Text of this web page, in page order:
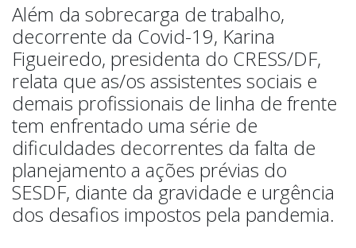
Além da sobrecarga de trabalho,
decorrente da Covid-19, Karina
Figueiredo, presidenta do CRESS/DF,
relata que as/os assistentes sociais e
demais profissionais de linha de frente
tem enfrentado uma série de
dificuldades decorrentes da falta de
planejamento a ações prévias do
SESDF, diante da gravidade e urgência
dos desafios impostos pela pandemia.